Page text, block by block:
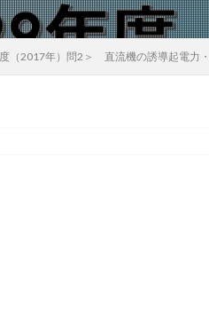
（2017年）問2＞ 直流機の誘導起電力